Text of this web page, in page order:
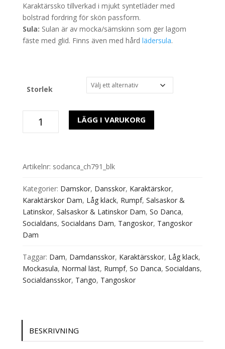
Karaktärssko tillverkad i mjukt syntetläder med
bolstrad fordring för skön passform.
Sula: Sulan är av mocka/sämskinn som ger lagom
fäste med glid. Finns även med hård lädersula.
Storlek
Danca
mängd
LÄGG I VARUKORG
Artikelnr: sodanca_ch791_blk
Kategorier: Damskor, Dansskor, Karaktärskor,
Karaktärskor Dam, Låg klack, Rumpf, Salsaskor &
Latinskor, Salsaskor & Latinskor Dam, So Danca,
Socialdans, Socialdans Dam, Tangoskor, Tangoskor
Dam
Taggar: Dam, Damdansskor, Karaktärsskor, Låg klack,
Mockasula, Normal läst, Rumpf, So Danca, Socialdans,
Socialdansskor, Tango, Tangoskor
BESKRIVNING